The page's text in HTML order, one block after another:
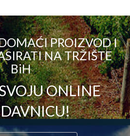
PROIZVOD I
NA TRŽIŠTE
BiH
ONLINE